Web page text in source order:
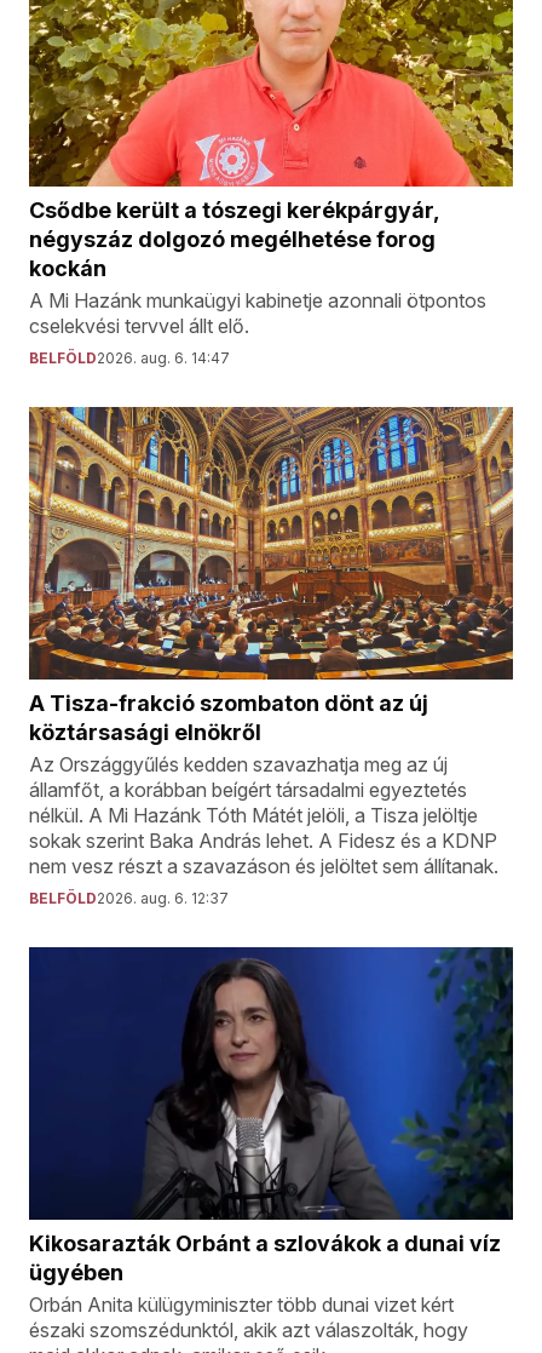
Csődbe került a tószegi kerékpárgyár,
négyszáz dolgozó megélhetése forog
kockán
A Mi Hazánk munkaügyi kabinetje azonnali ötpontos
cselekvési tervvel állt elő.
BELFÖLD2026. aug. 6. 14:47
A Tisza-frakció szombaton dönt az új
köztársasági elnökről
Az Országgyűlés kedden szavazhatja meg az új
államfőt, a korábban beígért társadalmi egyeztetés
nélkül. A Mi Hazánk Tóth Mátét jelöli, a Tisza jelöltje
sokak szerint Baka András lehet. A Fidesz és a KDNP
nem vesz részt a szavazáson és jelöltet sem állítanak.
BELFÖLD2026. aug. 6. 12:37
Kikosarazták Orbánt a szlovákok a dunai víz
ügyében
Orbán Anita külügyminiszter több dunai vizet kért
északi szomszédunktól, akik azt válaszolták, hogy